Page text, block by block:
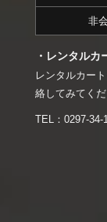
非
・レンタルカ
レンタルカー
絡してみてくだ
TEL：0297-34-